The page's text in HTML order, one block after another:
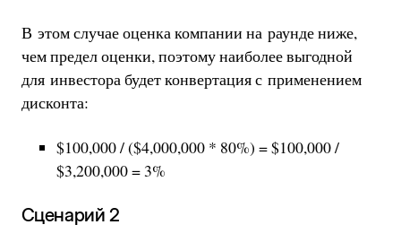
В этом случае оценка компании на раунде ниже,
чем предел оценки, поэтому наиболее выгодной
для инвестора будет конвертация с применением
дисконта:
$100,000 / ($4,000,000 * 80%) = $100,000 /
$3,200,000 = 3%
Сценарий 2